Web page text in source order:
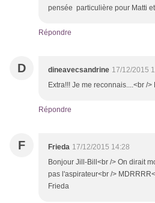
pensée particulière pour Matti
Répondre
D dineavecsandrine 17/12/2015
Extra!!! Je me reconnais....<br /
Répondre
F Frieda 17/12/2015 14:28
Bonjour Jill-Bill<br /> On dirait
pas l'aspirateur<br />
Frieda